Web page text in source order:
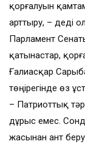
қорғалуын
арттыру, – деді
Парламент
қатынастар,
Ғалиасқар
төңірегінде өз
– Патриоттық
дұрыс емес.
жасынан ант